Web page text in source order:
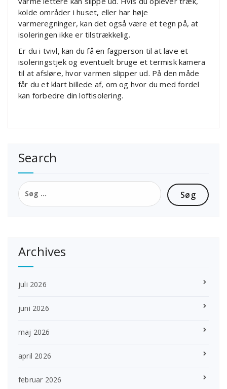
kolde områder i huset, eller har høje
varmeregninger, kan det også være et tegn på, at
isoleringen ikke er tilstrækkelig.
Er du i tvivl, kan du få en fagperson til at lave et
isoleringstjek og eventuelt bruge et termisk kamera
til at afsløre, hvor varmen slipper ud. På den måde
får du et klart billede af, om og hvor du med fordel
kan forbedre din loftisolering.
Search
Søg
efter:
Archives
juli 2026
juni 2026
maj 2026
april 2026
februar 2026